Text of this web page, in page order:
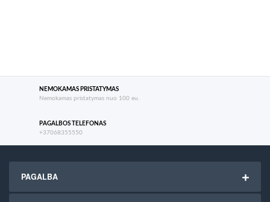
NEMOKAMAS PRISTATYMAS
Nemokamas pristatymas nuo 100 eu.
PAGALBOS TELEFONAS
+37068355550
PAGALBA